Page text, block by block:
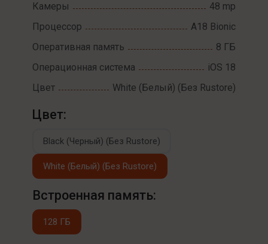
Камеры
48 mp
Процессор
A18 Bionic
Оперативная память
8 ГБ
Операционная система
iOS 18
Цвет
White (Белый) (Без Rustore)
Цвет:
Black (Черный) (Без Rustore)
White (Белый) (Без Rustore)
Встроенная память:
128 ГБ